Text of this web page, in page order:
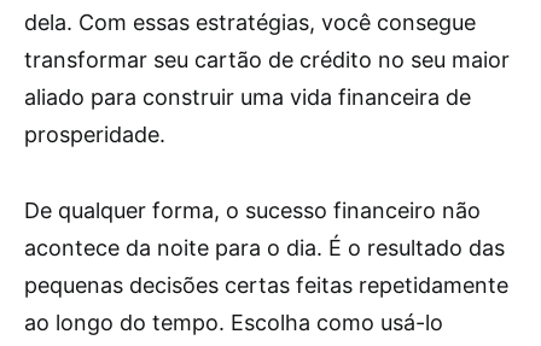
dela. Com essas estratégias, você consegue
transformar seu cartão de crédito no seu maior
aliado para construir uma vida financeira de
prosperidade.
De qualquer forma, o sucesso financeiro não
acontece da noite para o dia. É o resultado das
pequenas decisões certas feitas repetidamente
ao longo do tempo. Escolha como usá-lo